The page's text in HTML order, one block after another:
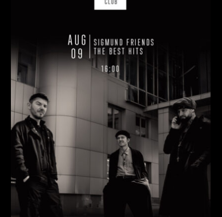
НЕДІЛЯ, 09 СЕРПНЯ
Ціна:
Виконавці: Павло Литвиненко (Рояль,) /Денис
Дудко (Бас, Олександр Люлякін (Барабани,) /